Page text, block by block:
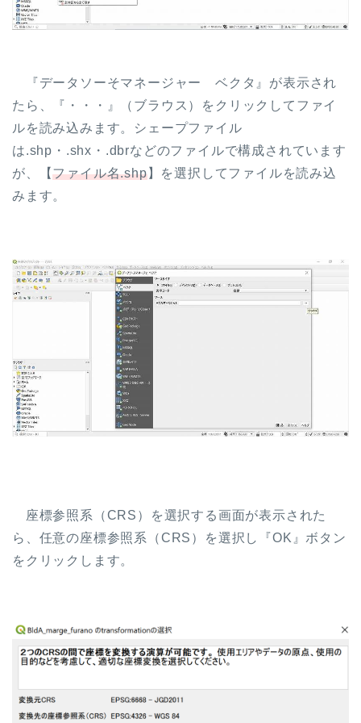
『データソーそマネージャー ベクタ』が表示され
たら、『・・・』（ブラウス）をクリックしてファイ
ルを読み込みます。シェープファイル
は.shp・.shx・.dbrなどのファイルで構成されています
が、【ファイル名.shp】を選択してファイルを読み込
みます。
座標参照系（CRS）を選択する画面が表示された
ら、任意の座標参照系（CRS）を選択し『OK』ボタン
をクリックします。